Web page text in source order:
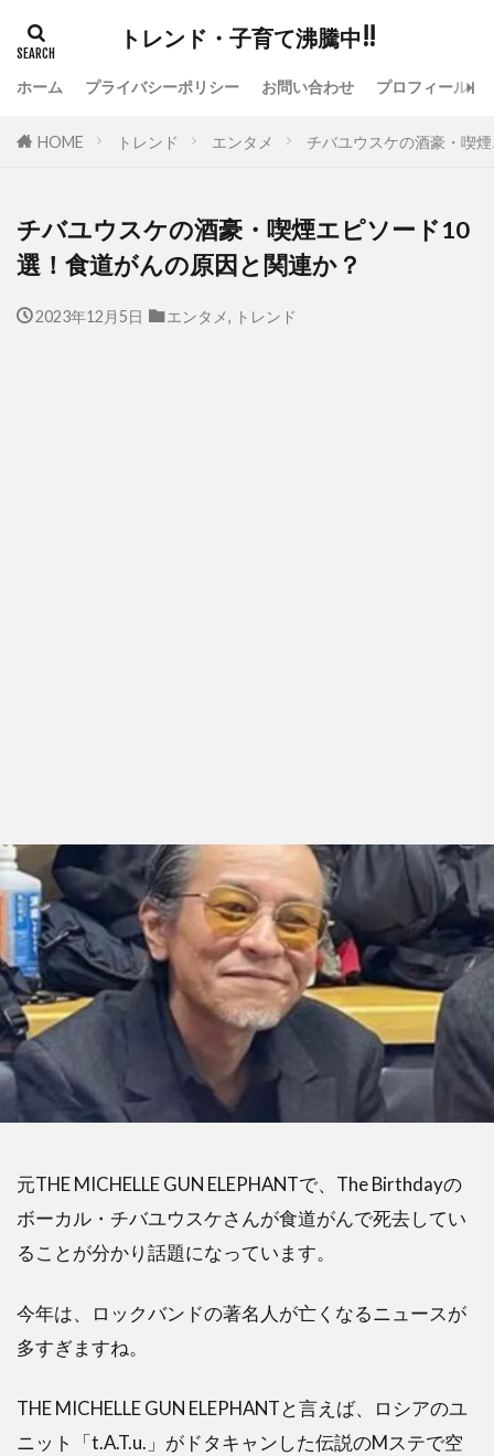
トレンド・子育て沸騰中!!
ホーム プライバシーポリシー お問い合わせ プロフィール
HOME トレンド エンタメ チバユウスケの酒豪・喫
チバユウスケの酒豪・喫煙エピソード10
選！食道がんの原因と関連か？
2023年12月5日 エンタメ, トレンド
元THE MICHELLE GUN ELEPHANTで、The Birthdayの
ボーカル・チバユウスケさんが食道がんで死去してい
ることが分かり話題になっています。
今年は、ロックバンドの著名人が亡くなるニュースが
多すぎますね。
THE MICHELLE GUN ELEPHANTと言えば、ロシアのユ
ニット「t.A.T.u.」がドタキャンした伝説のMステで空